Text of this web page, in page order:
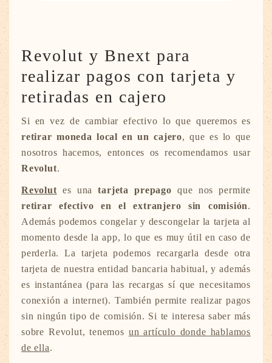
Revolut y Bnext para
realizar pagos con tarjeta y
retiradas en cajero
Si en vez de cambiar efectivo lo que queremos es
retirar moneda local en un cajero, que es lo que
nosotros hacemos, entonces os recomendamos usar
Revolut.
Revolut es unatarjeta prepago que nos permite
retirar efectivo en el extranjero sin comisión.
Además podemos congelar y descongelar la tarjeta al
momento desde la app, lo que es muy útil en caso de
perderla. La tarjeta podemos recargarla desde otra
tarjeta de nuestra entidad bancaria habitual, y además
es instantánea (para las recargas sí que necesitamos
conexión a internet). También permite realizar pagos
sin ningún tipo de comisión. Si te interesa saber más
sobre Revolut, tenemos un artículo donde hablamos
de ella.